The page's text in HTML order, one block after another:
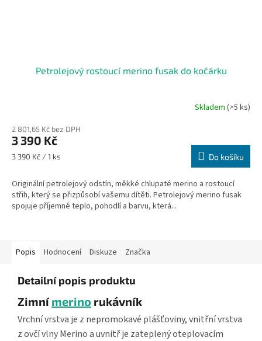
Petrolejový rostoucí merino fusak do kočárku
Skladem (>5 ks)
2 801,65 Kč bez DPH
3 390 Kč
Měrná
3 390 Kč / 1 ks Do košíku
Originální petrolejový odstín, měkké chlupaté merino a rostoucí
střih, který se přizpůsobí vašemu dítěti. Petrolejový merino fusak
spojuje příjemné teplo, pohodlí a barvu, která...
Popis Hodnocení Diskuze Značka
Detailní popis produktu
Zimní merino rukávník
Vrchní vrstva je z nepromokavé plášťoviny, vnitřní vrstva
z ovčí vlny Merino a uvnitř je zateplený oteplovacím